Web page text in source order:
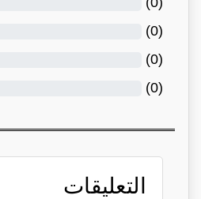
(
0
)
(
0
)
(
0
)
التعليقات